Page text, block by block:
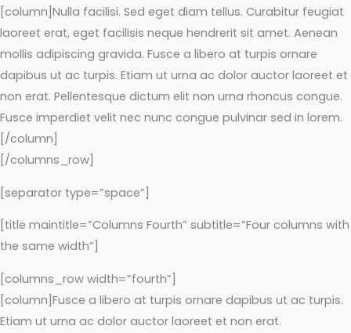
[column]Nulla facilisi. Sed eget diam tellus. Curabitur feugiat
laoreet erat, eget facilisis neque hendrerit sit amet. Aenean
mollis adipiscing gravida. Fusce a libero at turpis ornare
dapibus ut ac turpis. Etiam ut urna ac dolor auctor laoreet et
non erat. Pellentesque dictum elit non urna rhoncus congue.
Fusce imperdiet velit nec nunc congue pulvinar sed in lorem.
[/column]
[/columns_row]
[separator type=”space”]
[title maintitle=”Columns Fourth” subtitle=”Four columns with
the same width”]
[columns_row width=”fourth”]
[column]Fusce a libero at turpis ornare dapibus ut ac turpis.
Etiam ut urna ac dolor auctor laoreet et non erat.